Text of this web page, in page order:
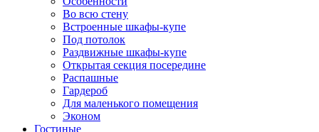
Во всю стену
Встроенные шкафы-купе
Под потолок
Раздвижные шкафы-купе
Открытая секция посередине
Распашные
Гардероб
Для маленького помещения
Эконом
Гостиные